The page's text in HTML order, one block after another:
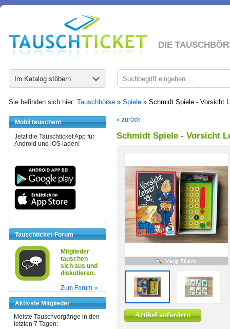
DIE
Im Katalog stöbern
Sie befinden sich hier: Tauschbörse » Spiele » Schmidt Spiele - Vorsicht
Mobil tauschen!
Jetzt die Tauschticket App für
Android und iOS laden!
Tauschticket-Forum
Mitglieder
tauschen
sich aus und
diskutieren.
Zum Forum »
Aktivste Mitglieder
Meiste Tauschvorgänge in den
letzten 7 Tagen:
« zurück
Schmidt Spiele - Vorsicht
Artikel anfordern